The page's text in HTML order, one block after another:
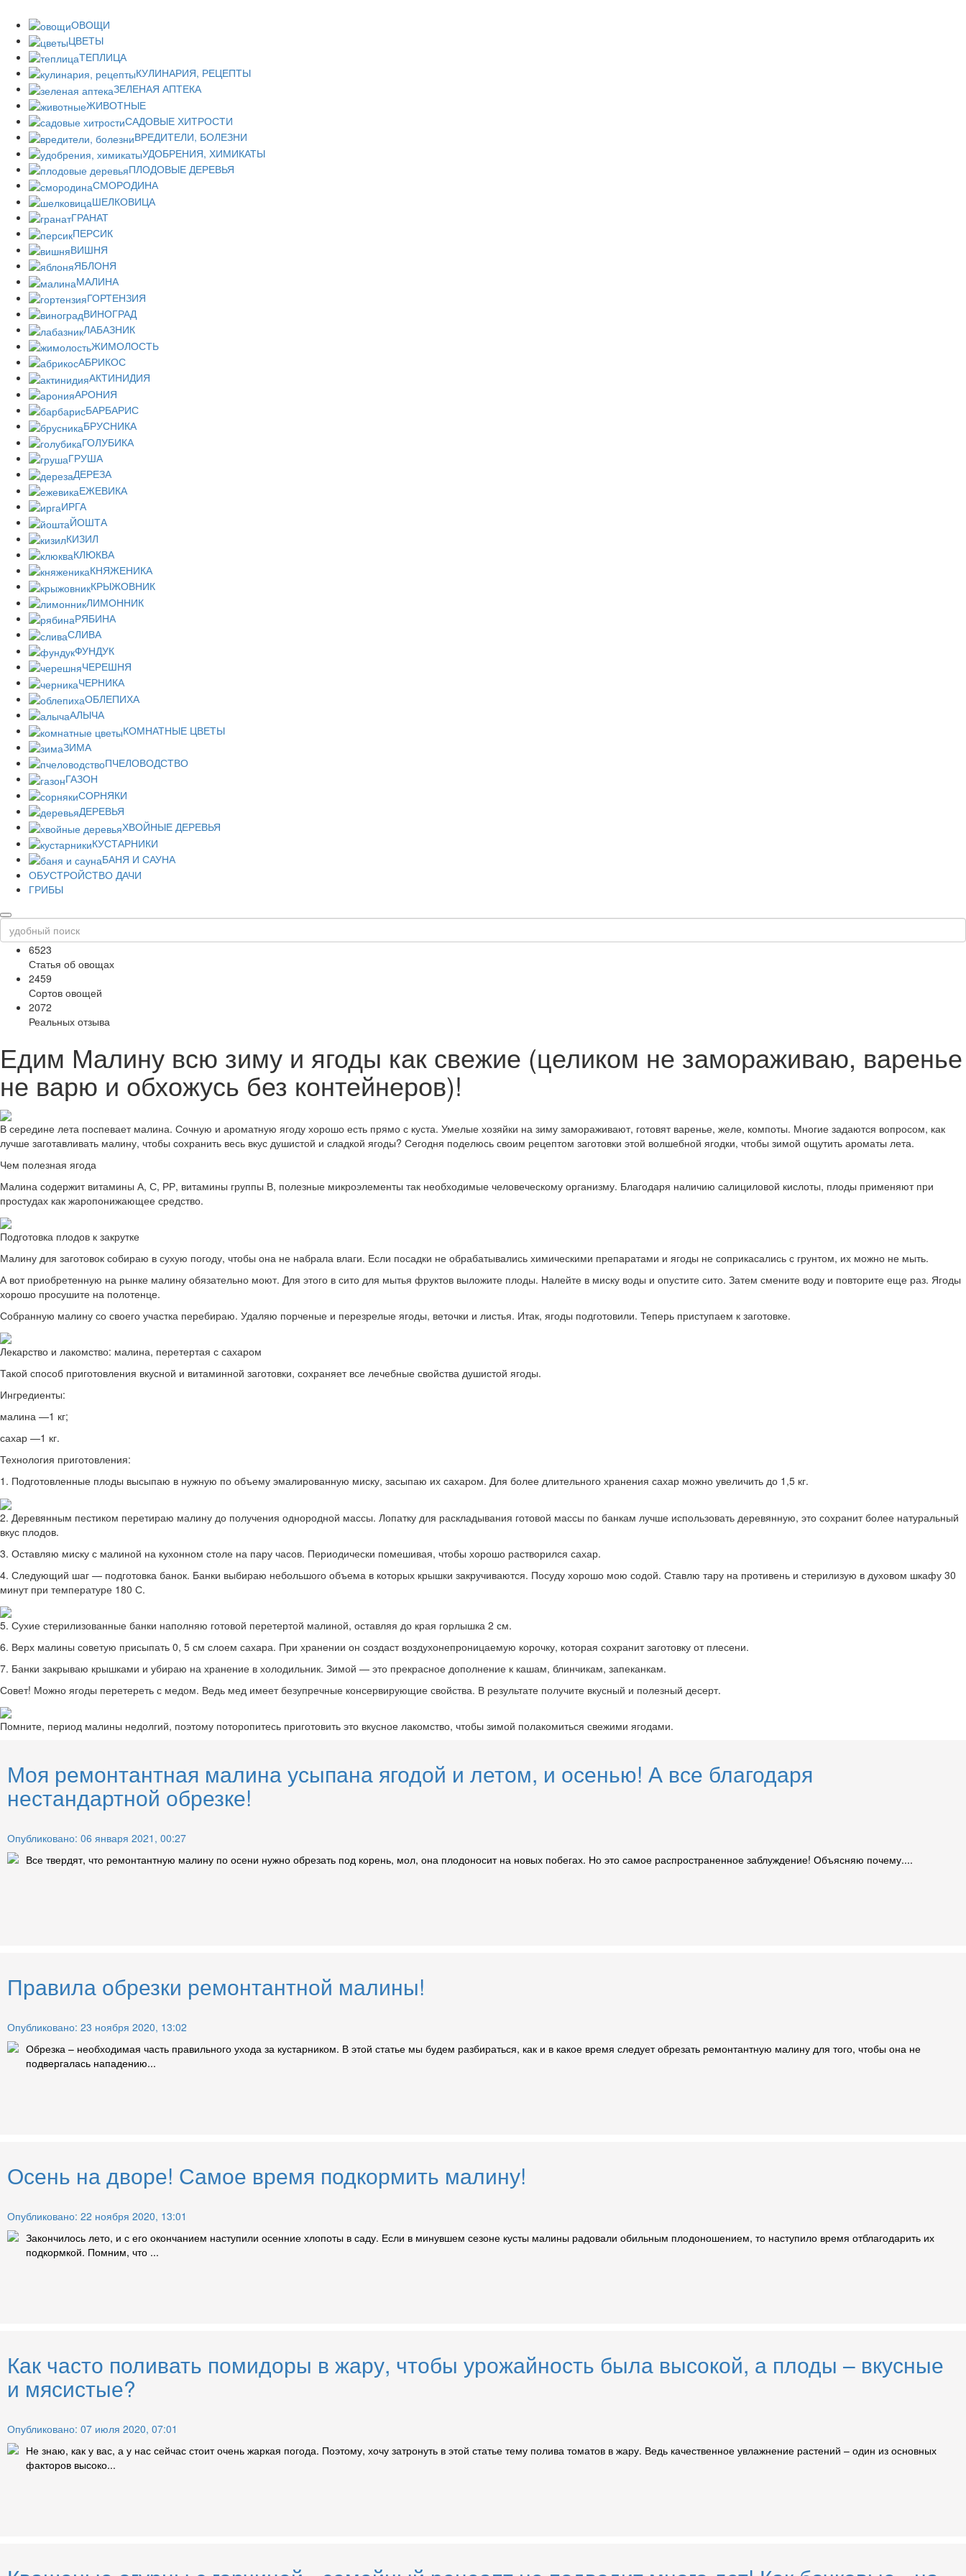
ОВОЩИ
ЦВЕТЫ
ТЕПЛИЦА
КУЛИНАРИЯ, РЕЦЕПТЫ
ЗЕЛЕНАЯ АПТЕКА
ЖИВОТНЫЕ
САДОВЫЕ ХИТРОСТИ
ВРЕДИТЕЛИ, БОЛЕЗНИ
УДОБРЕНИЯ, ХИМИКАТЫ
ПЛОДОВЫЕ ДЕРЕВЬЯ
СМОРОДИНА
ШЕЛКОВИЦА
ГРАНАТ
ПЕРСИК
ВИШНЯ
ЯБЛОНЯ
МАЛИНА
ГОРТЕНЗИЯ
ВИНОГРАД
ЛАБАЗНИК
ЖИМОЛОСТЬ
АБРИКОС
АКТИНИДИЯ
АРОНИЯ
БАРБАРИС
БРУСНИКА
ГОЛУБИКА
ГРУША
ДЕРЕЗА
ЕЖЕВИКА
ИРГА
ЙОШТА
КИЗИЛ
КЛЮКВА
КНЯЖЕНИКА
КРЫЖОВНИК
ЛИМОННИК
РЯБИНА
СЛИВА
ФУНДУК
ЧЕРЕШНЯ
ЧЕРНИКА
ОБЛЕПИХА
АЛЫЧА
КОМНАТНЫЕ ЦВЕТЫ
ЗИМА
ПЧЕЛОВОДСТВО
ГАЗОН
СОРНЯКИ
ДЕРЕВЬЯ
ХВОЙНЫЕ ДЕРЕВЬЯ
КУСТАРНИКИ
БАНЯ И САУНА
ОБУСТРОЙСТВО ДАЧИ
ГРИБЫ
6523
Статья об овощах
2459
Сортов овощей
2072
Реальных отзыва
Едим Малину всю зиму и ягоды как свежие (целиком не замораживаю, варенье
не варю и обхожусь без контейнеров)!
В середине лета поспевает малина. Сочную и ароматную ягоду хорошо есть прямо с куста. Умелые хозяйки на зиму замораживают, готовят варенье, желе, компоты. Многие задаются вопросом, как
лучше заготавливать малину, чтобы сохранить весь вкус душистой и сладкой ягоды? Сегодня поделюсь своим рецептом заготовки этой волшебной ягодки, чтобы зимой ощутить ароматы лета.
Чем полезная ягода
Малина содержит витамины А, С, РР, витамины группы В, полезные микроэлементы так необходимые человеческому организму. Благодаря наличию салициловой кислоты, плоды применяют при
простудах как жаропонижающее средство.
Подготовка плодов к закрутке
Малину для заготовок собираю в сухую погоду, чтобы она не набрала влаги. Если посадки не обрабатывались химическими препаратами и ягоды не соприкасались с грунтом, их можно не мыть.
А вот приобретенную на рынке малину обязательно моют. Для этого в сито для мытья фруктов выложите плоды. Налейте в миску воды и опустите сито. Затем смените воду и повторите еще раз. Ягоды
хорошо просушите на полотенце.
Собранную малину со своего участка перебираю. Удаляю порченые и перезрелые ягоды, веточки и листья. Итак, ягоды подготовили. Теперь приступаем к заготовке.
Лекарство и лакомство: малина, перетертая с сахаром
Такой способ приготовления вкусной и витаминной заготовки, сохраняет все лечебные свойства душистой ягоды.
Ингредиенты:
малина —1 кг;
сахар —1 кг.
Технология приготовления:
1. Подготовленные плоды высыпаю в нужную по объему эмалированную миску, засыпаю их сахаром. Для более длительного хранения сахар можно увеличить до 1,5 кг.
2. Деревянным пестиком перетираю малину до получения однородной массы. Лопатку для раскладывания готовой массы по банкам лучше использовать деревянную, это сохранит более натуральный
вкус плодов.
3. Оставляю миску с малиной на кухонном столе на пару часов. Периодически помешивая, чтобы хорошо растворился сахар.
4. Следующий шаг — подготовка банок. Банки выбираю небольшого объема в которых крышки закручиваются. Посуду хорошо мою содой. Ставлю тару на противень и стерилизую в духовом шкафу 30
минут при температуре 180 С.
5. Сухие стерилизованные банки наполняю готовой перетертой малиной, оставляя до края горлышка 2 см.
6. Верх малины советую присыпать 0, 5 см слоем сахара. При хранении он создаст воздухонепроницаемую корочку, которая сохранит заготовку от плесени.
7. Банки закрываю крышками и убираю на хранение в холодильник. Зимой — это прекрасное дополнение к кашам, блинчикам, запеканкам.
Совет! Можно ягоды перетереть с медом. Ведь мед имеет безупречные консервирующие свойства. В результате получите вкусный и полезный десерт.
Помните, период малины недолгий, поэтому поторопитесь приготовить это вкусное лакомство, чтобы зимой полакомиться свежими ягодами.
Моя ремонтантная малина усыпана ягодой и летом, и осенью! А все благодаря
нестандартной обрезке!
Опубликовано: 06 января 2021, 00:27
Все твердят, что ремонтантную малину по осени нужно обрезать под корень, мол, она плодоносит на новых побегах. Но это самое распространенное заблуждение! Объясняю почему....
Правила обрезки ремонтантной малины!
Опубликовано: 23 ноября 2020, 13:02
Обрезка – необходимая часть правильного ухода за кустарником. В этой статье мы будем разбираться, как и в какое время следует обрезать ремонтантную малину для того, чтобы она не
подвергалась нападению...
Осень на дворе! Самое время подкормить малину!
Опубликовано: 22 ноября 2020, 13:01
Закончилось лето, и с его окончанием наступили осенние хлопоты в саду. Если в минувшем сезоне кусты малины радовали обильным плодоношением, то наступило время отблагодарить их
подкормкой. Помним, что ...
Как часто поливать помидоры в жару, чтобы урожайность была высокой, а плоды – вкусные
и мясистые?
Опубликовано: 07 июля 2020, 07:01
Не знаю, как у вас, а у нас сейчас стоит очень жаркая погода. Поэтому, хочу затронуть в этой статье тему полива томатов в жару. Ведь качественное увлажнение растений – один из основных
факторов высоко...